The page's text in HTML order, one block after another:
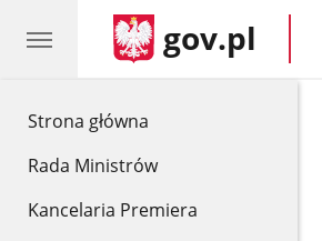
Strona główna
Rada Ministrów
Kancelaria Premiera
gov.pl